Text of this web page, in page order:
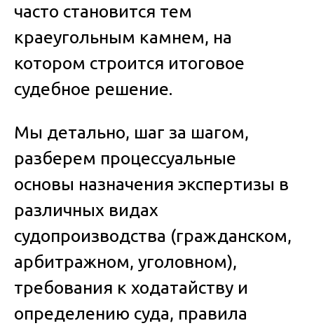
часто становится тем
краеугольным камнем, на
котором строится итоговое
судебное решение.
Мы детально, шаг за шагом,
разберем процессуальные
основы назначения экспертизы в
различных видах
судопроизводства (гражданском,
арбитражном, уголовном),
требования к ходатайству и
определению суда, правила